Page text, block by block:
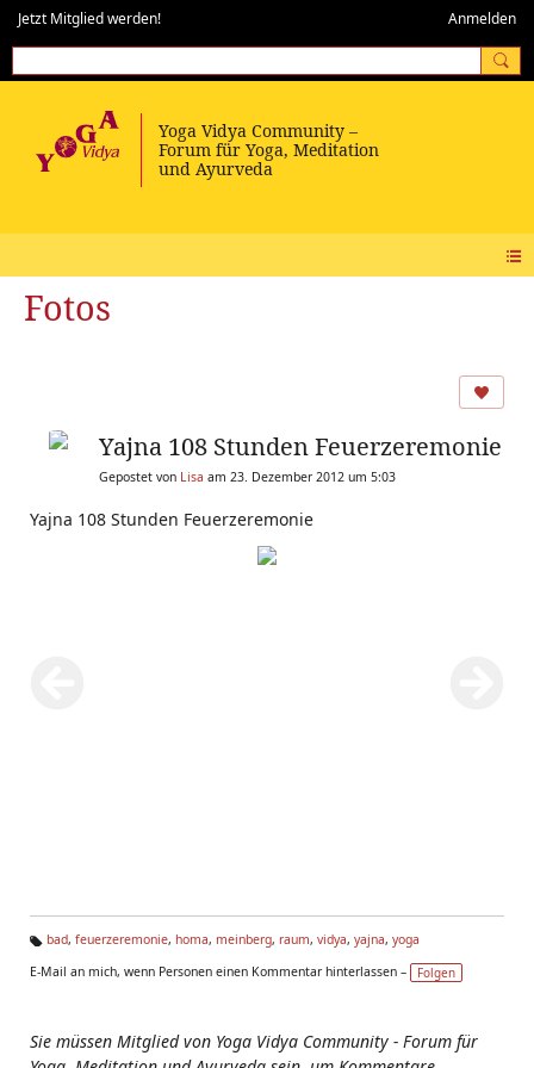
Jetzt Mitglied werden! Anmelden
Fotos
Yajna 108 Stunden Feuerzeremonie
Gepostet von Lisa am 23. Dezember 2012 um 5:03
Yajna 108 Stunden Feuerzeremonie
g
bad, feuerzeremonie, homa, meinberg, raum, vidya, yajna, yoga
E-Mail an mich, wenn Personen einen Kommentar hinterlassen –
Folgen
Sie müssen Mitglied von Yoga Vidya Community - Forum für